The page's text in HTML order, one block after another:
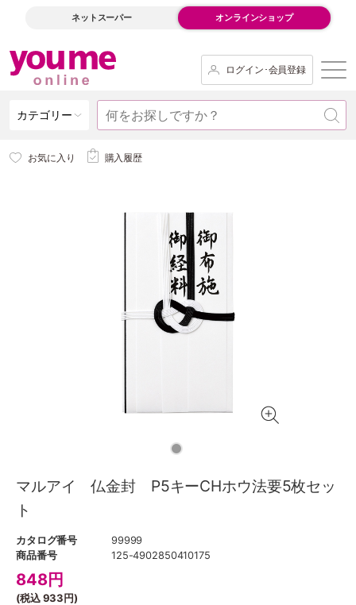
ネットスーパー オンラインショップ
ログイン･会員登録
カテゴリー
お気に入り 購入履歴
マルアイ 仏金封 P5キーCHホウ法要5枚セッ
ト
カタログ番号
99999
商品番号
125-4902850410175
848円
(税込933円)